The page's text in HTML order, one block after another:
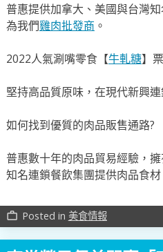
普惠提供加拿大、美國與台灣
為我們雞肉批發商 。
2022人氣涮嘴零食【牛軋糖】
堅持高品質原味，在現代新興
如何找到優質的肉品販售通路?
普惠數十年的肉品貿易經驗，
知名連鎖餐飲集團提供肉品食
work_outline Posted in 美食情報